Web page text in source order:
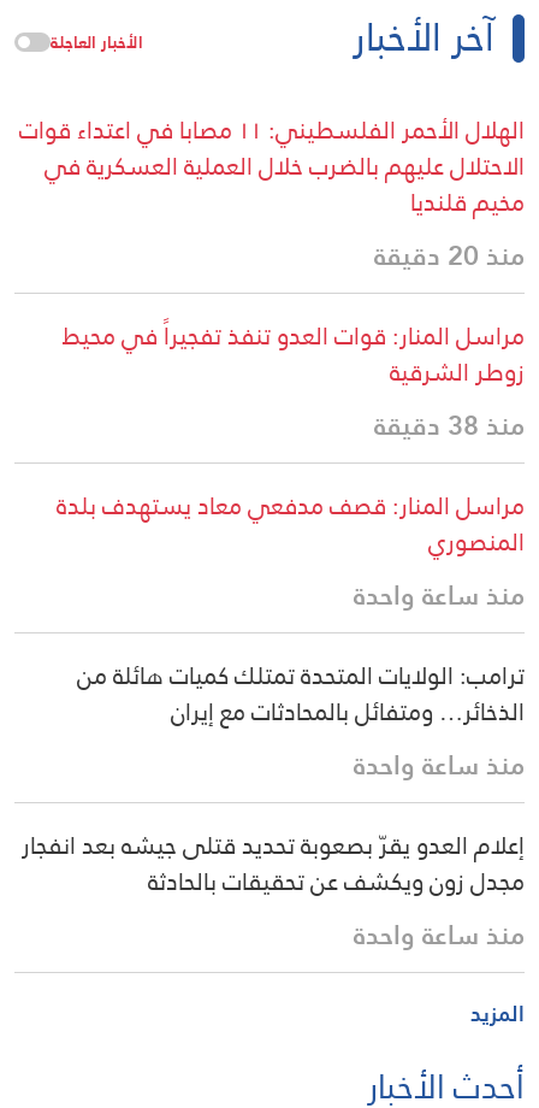
آخر الأخبار الأخبار العاجلة
الهلال الأحمر الفلسطيني: ١١ مصابا في اعتداء قوات
الاحتلال عليهم بالضرب خلال العملية العسكرية في
مخيم قلنديا
منذ 20 دقيقة
مراسل المنار: قوات العدو تنفذ تفجيراً في محيط
زوطر الشرقية
منذ 38 دقيقة
مراسل المنار: قصف مدفعي معاد يستهدف بلدة
المنصوري
منذ ساعة واحدة
ترامب: الولايات المتحدة تمتلك كميات هائلة من
الذخائر… ومتفائل بالمحادثات مع إيران
منذ ساعة واحدة
إعلام العدو يقرّ بصعوبة تحديد قتلى جيشه بعد انفجار
مجدل زون ويكشف عن تحقيقات بالحادثة
منذ ساعة واحدة
المزيد
أحدث الأخبار